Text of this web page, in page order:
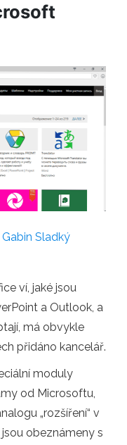
Gabin Sladký
ví, jaké jsou
a Outlook, a
má obvykle
přidáno kancelář.
moduly
od Microsoftu,
„rozšíření“ v
obeznámeny s